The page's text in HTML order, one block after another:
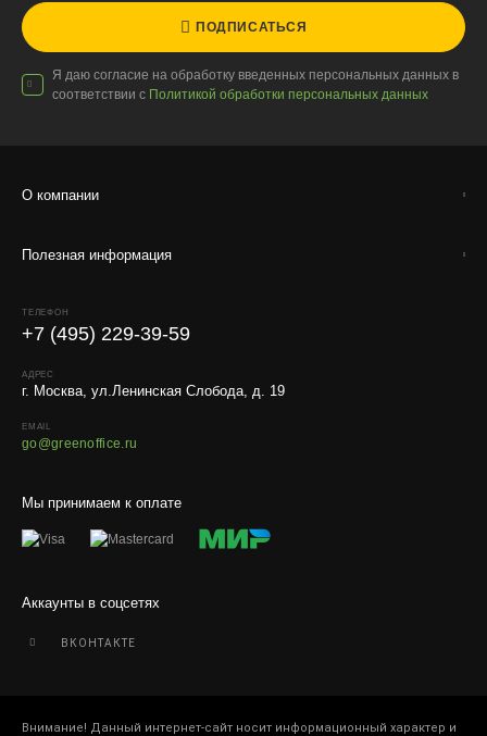
ПОДПИСАТЬСЯ
Я даю согласие на обработку введенных персональных данных в
соответствии с Политикой обработки персональных данных
О компании
Полезная информация
Мы принимаем к оплате
Аккаунты в соцсетях
ВКОНТАКТЕ
ТЕЛЕФОН
+7 (495) 229-39-59
АДРЕС
г. Москва, ул.Ленинская Слобода, д. 19
EMAIL
go@greenoffice.ru
Внимание! Данный интернет-сайт носит информационный характер и